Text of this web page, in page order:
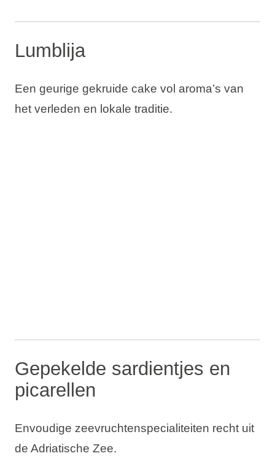
Lumblija
Een geurige gekruide cake vol aroma’s van
het verleden en lokale traditie.
Gepekelde sardientjes en
picarellen
Envoudige zeevruchtenspecialiteiten recht uit
de Adriatische Zee.